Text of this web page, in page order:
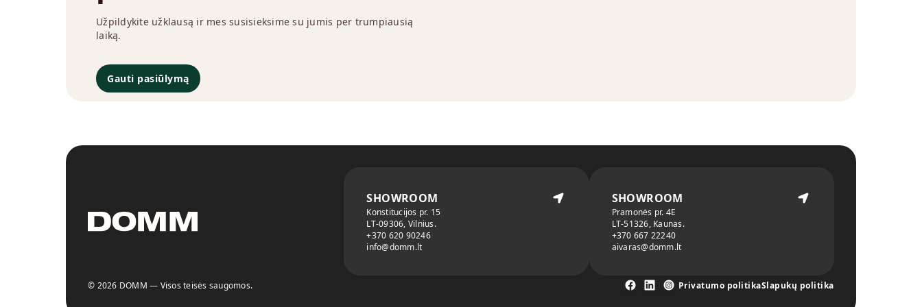
Užpildykite užklausą ir mes susisieksime su jumis per trumpiausią
laiką.
Gauti pasiūlymą
SHOWROOM
Konstitucijos pr. 15
LT-09306, Vilnius.
+370 620 90246
info@domm.lt
SHOWROOM
Pramonės pr. 4E
LT-51326, Kaunas.
+370 667 22240
aivaras@domm.lt
© 2026 DOMM — Visos teisės saugomos. Privatumo politikaSlapukų politika